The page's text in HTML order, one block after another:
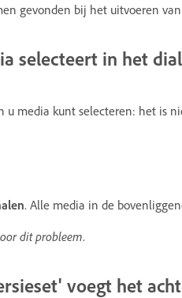
gevonden bij het uitvoeren
selecteert in het
media kunt selecteren: het is
. Alle media in de
dit probleem.
voegt het